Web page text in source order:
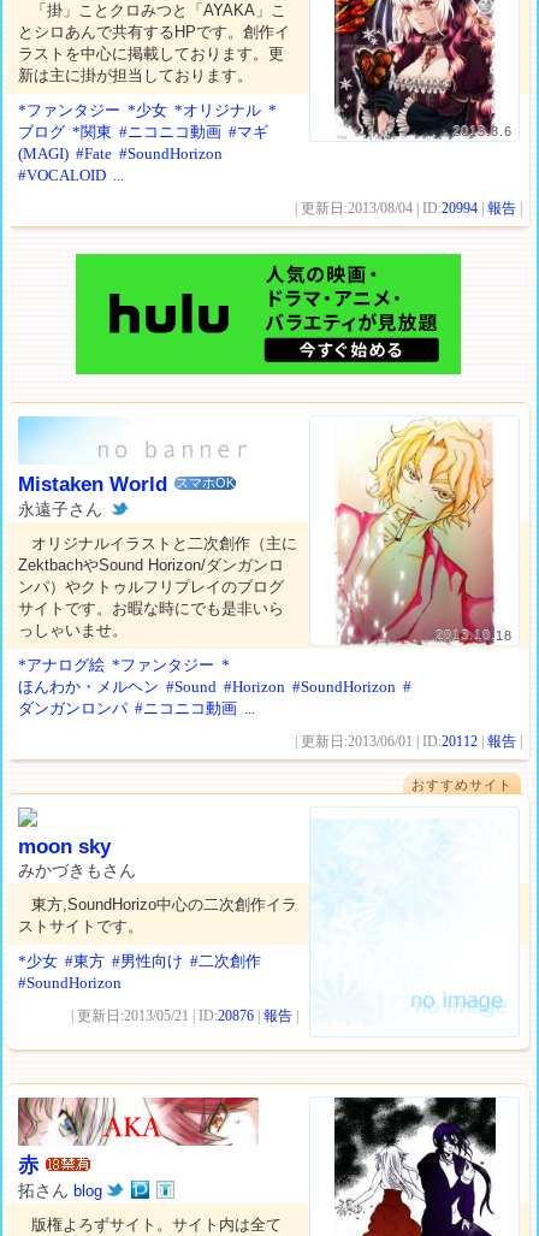
2013.8.6
「掛」ことクロみつと「AYAKA」こ
とシロあんで共有するHPです。創作イ
ラストを中心に掲載しております。更
新は主に掛が担当しております。
*ファンタジー *少女 *オリジナル *
ブログ *関東 #ニコニコ動画 #マギ
(MAGI) #Fate #SoundHorizon
#VOCALOID ...
| 更新日:2013/08/04 | ID:20994 |報告
2013.10.18
Mistaken World スマホOK
永遠子さん
オリジナルイラストと二次創作（主に
ZektbachやSound Horizon/ダンガンロ
ンパ）やクトゥルフリプレイのブログ
サイトです。お暇な時にでも是非いら
っしゃいませ。
*アナログ絵 *ファンタジー *
ほんわか・メルヘン #Sound #Horizon #SoundHorizon #
ダンガンロンパ #ニコニコ動画 ...
| 更新日:2013/06/01 | ID:20112 |報告
おすすめサイト
moon sky
みかづきもさん
東方,SoundHorizo中心の二次創作イラ
ストサイトです。
*少女 #東方 #男性向け #二次創作
#SoundHorizon
| 更新日:2013/05/21 | ID:20876 |報告
赤
拓さんblog
版権よろずサイト。サイト内は全て